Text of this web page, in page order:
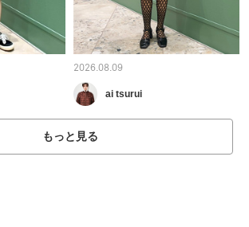
2026.08.09
ai tsurui
もっと見る